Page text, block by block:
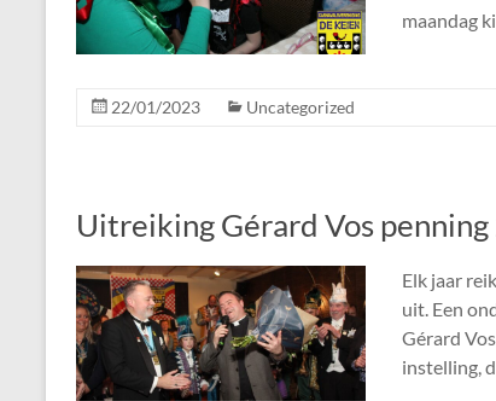
maandag
22/01/2023 Uncategorized
Uitreiking Gérard Vos
Elk jaar
uit. Een
Gérard
instelling,